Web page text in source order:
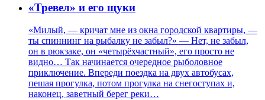
«Тревел» и его щуки
«Милый, — кричат мне из окна городской квартиры, —
ты спиннинг на рыбалку не забыл?» — Нет, не забыл,
он в рюкзаке, он «четырёхчастный», его просто не
видно… Так начинается очередное рыболовное
приключение. Впереди поездка на двух автобусах,
пешая прогулка, потом прогулка на снегоступах и,
наконец, заветный берег реки…